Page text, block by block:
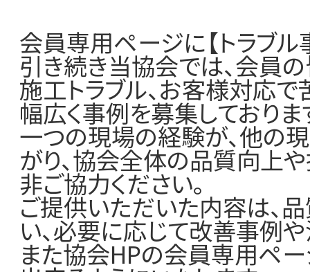
事業活動
加盟店一覧
会員専用ページに【トラブル
引き続き当協会では、会員
施工トラブル、お客様対応
幅広く事例を募集しておりま
一つの現場の経験が、他の
がり、協会全体の品質向上
非ご協力ください。
ご提供いただいた内容は、
い、必要に応じて改善事例
また協会HPの会員専用ペ